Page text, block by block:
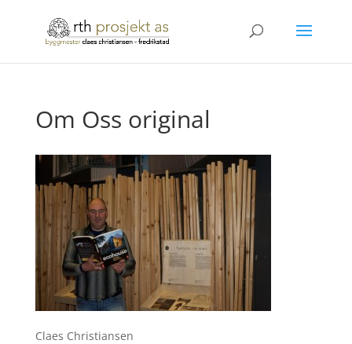
Om Oss original
Claes Christiansen